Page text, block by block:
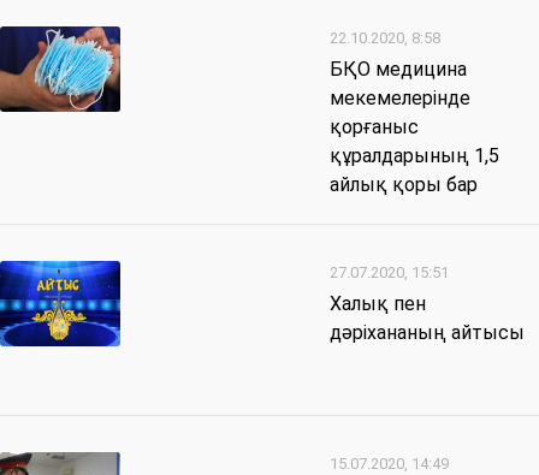
22.10.2020, 8:58
БҚО медицина
мекемелерінде
қорғаныс
құралдарының 1,5
айлық қоры бар
27.07.2020, 15:51
Халық пен
дәріхананың айтысы
15.07.2020, 14:49